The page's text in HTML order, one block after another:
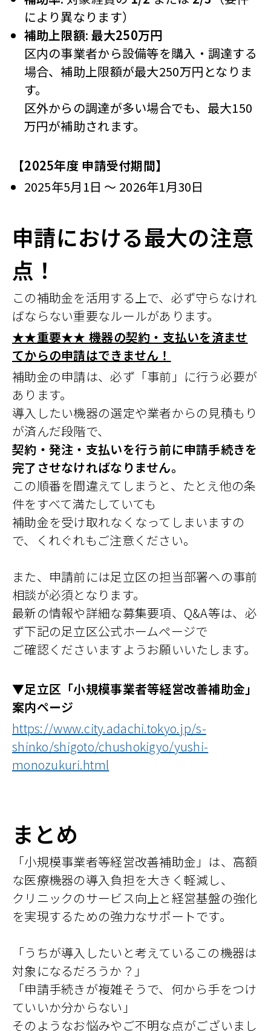
により異なります）
補助上限額: 最大250万円
区内の事業者から設備等を購入・調達する
場合、補助上限額が最大250万円となりま
す。
区外からの調達が多い場合でも、最大150
万円が補助されます。
【2025年度 申請受付期間】
2025年5月1日 ～ 2026年1月30日
申請における最大の注意
点！
この補助金を活用する上で、必ず守らなけれ
ばならない重要なルールがあります。
★★重要★★ 機器の契約・支払いを済ませ
てからの申請はできません！
補助金の申請は、必ず「事前」に行う必要が
あります。
導入したい機器の選定や業者からの見積もり
が済んだ段階で、
契約・発注・支払いを行う前に申請手続きを
完了させなければなりません。
この順番を間違えてしまうと、たとえ他の条
件をすべて満たしていても
補助金を受け取れなくなってしまいますの
で、くれぐれもご注意ください。
また、申請前には足立区の担当部署への事前
相談が必須となります。
最新の情報や詳細な募集要項、Q&A等は、必
ず下記の足立区公式ホームページで
ご確認くださいますようお願いいたします。
▼足立区「小規模事業者等経営改善補助金」
案内ページ
https://www.city.adachi.tokyo.jp/s-
shinko/shigoto/chushokigyo/yushi-
monozukuri.html
まとめ
「小規模事業者等経営改善補助金」は、高額
な医療機器の導入負担を大きく軽減し、
クリニックのサービス向上と経営基盤の強化
を実現するための強力なサポートです。
「うちが導入したいと考えているこの機器は
対象になるだろうか？」
「申請手続きが複雑そうで、何から手をつけ
ていいか分からない」
そのようなお悩みやご不明な点がございまし